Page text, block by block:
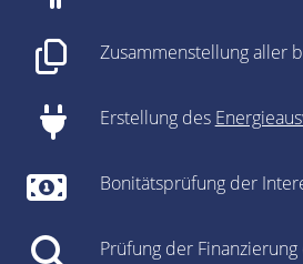
Zusammenstellung aller
Erstellung des
Bonitätsprüfung der
Prüfung der Finanzierung